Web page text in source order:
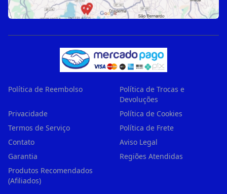
Política de Reembolso
Política de Trocas e
Devoluções
Privacidade
Política de Cookies
Termos de Serviço
Política de Frete
Contato
Aviso Legal
Garantia
Regiões Atendidas
Produtos Recomendados
(Afiliados)